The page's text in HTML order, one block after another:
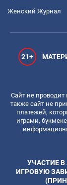
Женский Журнал
21+
Сайт не
также сайт не
платежей,
играми,
УЧАСТИЕ
ИГРОВУЮ